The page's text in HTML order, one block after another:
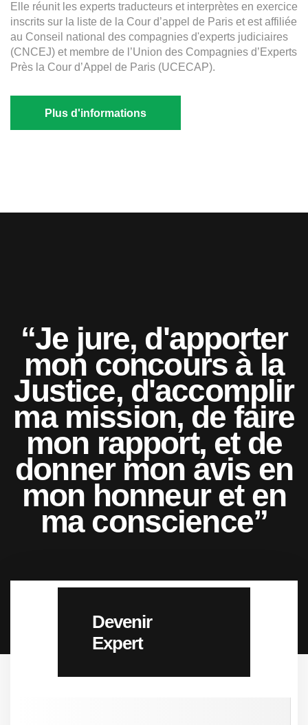
Elle réunit les experts traducteurs et interprètes en exercice
inscrits sur la liste de la Cour d’appel de Paris et est affiliée
au Conseil national des compagnies d'experts judiciaires
(CNCEJ) et membre de l’Union des Compagnies d’Experts
Près la Cour d’Appel de Paris (UCECAP).
Plus d'informations
“Je jure, d'apporter
mon concours à la
Justice, d'accomplir
ma mission, de faire
mon rapport, et de
donner mon avis en
mon honneur et en
ma conscience”
Devenir
Expert